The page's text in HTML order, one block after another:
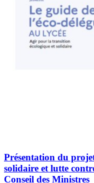
Présentation du
solidaire et lutte
Conseil des Ministres